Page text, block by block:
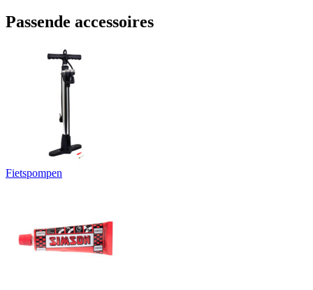
Passende accessoires
Fietspompen